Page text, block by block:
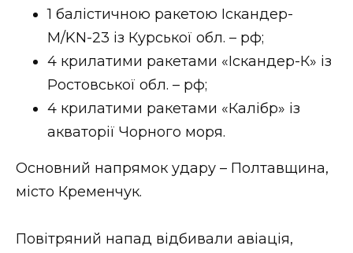
ВІДЕО
1 балістичною ракетою Іскандер-
М/KN-23 із Курської обл. – рф;
4 крилатими ракетами «Іскандер-К» із
Ростовської обл. – рф;
4 крилатими ракетами «Калібр» із
акваторії Чорного моря.
Основний напрямок удару – Полтавщина,
місто Кременчук.
Повітряний напад відбивали авіація,